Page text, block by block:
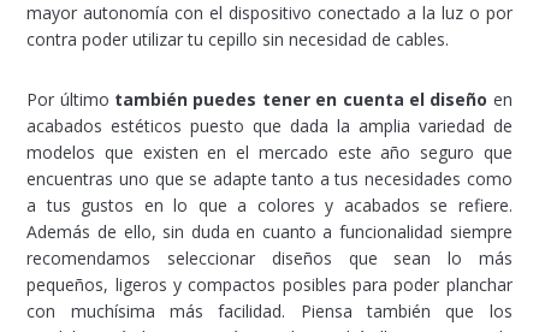
mayor autonomía con el dispositivo conectado a la luz o por
contra poder utilizar tu cepillo sin necesidad de cables.
Por último también puedes tener en cuenta el diseño en
acabados estéticos puesto que dada la amplia variedad de
modelos que existen en el mercado este año seguro que
encuentras uno que se adapte tanto a tus necesidades como
a tus gustos en lo que a colores y acabados se refiere.
Además de ello, sin duda en cuanto a funcionalidad siempre
recomendamos seleccionar diseños que sean lo más
pequeños, ligeros y compactos posibles para poder planchar
con muchísima más facilidad. Piensa también que los